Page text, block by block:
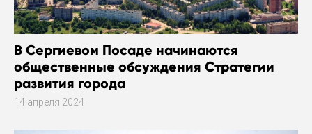
В Сергиевом Посаде начинаются
общественные обсуждения Стратегии
развития города
14 апреля 2024